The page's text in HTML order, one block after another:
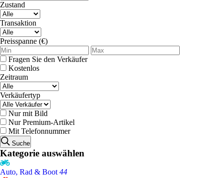
Zustand
Transaktion
Preisspanne (€)
Fragen Sie den Verkäufer
Kostenlos
Zeitraum
Verkäufertyp
Nur mit Bild
Nur Premium-Artikel
Mit Telefonnummer
Suche
Kategorie auswählen
Auto, Rad & Boot 44